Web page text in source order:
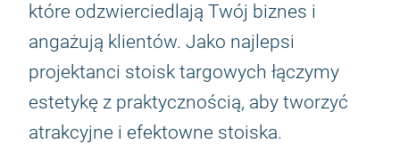
które odzwierciedlają Twój biznes i
angażują klientów. Jako najlepsi
projektanci stoisk targowych łączymy
estetykę z praktycznością, aby tworzyć
atrakcyjne i efektowne stoiska.